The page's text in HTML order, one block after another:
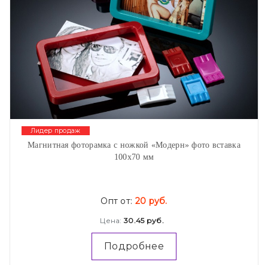
Лидер продаж
Магнитная фоторамка с ножкой «Модерн» фото вставка
100х70 мм
Опт от: 20 руб.
Цена: 30.45 руб.
Подробнее